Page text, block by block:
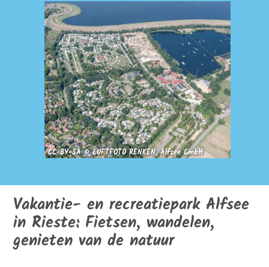
CC-BY-SA © LUFTFOTO RENKEN, Alfsee GmbH
Vakantie- en recreatiepark Alfsee
in Rieste: Fietsen, wandelen,
genieten van de natuur